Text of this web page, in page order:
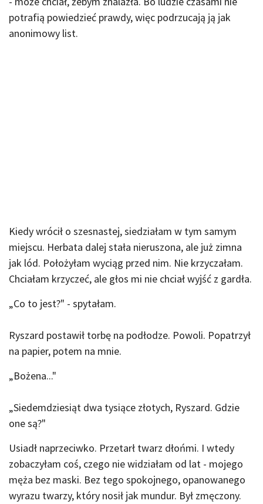
potrafią powiedzieć prawdy, więc podrzucają ją jak
anonimowy list.
Kiedy wrócił o szesnastej, siedziałam w tym samym
miejscu. Herbata dalej stała nieruszona, ale już zimna
jak lód. Położyłam wyciąg przed nim. Nie krzyczałam.
Chciałam krzyczeć, ale głos mi nie chciał wyjść z gardła.
„Co to jest?" - spytałam.
Ryszard postawił torbę na podłodze. Powoli. Popatrzył
na papier, potem na mnie.
„Bożena..."
„Siedemdziesiąt dwa tysiące złotych, Ryszard. Gdzie
one są?"
Usiadł naprzeciwko. Przetarł twarz dłońmi. I wtedy
zobaczyłam coś, czego nie widziałam od lat - mojego
męża bez maski. Bez tego spokojnego, opanowanego
wyrazu twarzy, który nosił jak mundur. Był zmęczony.